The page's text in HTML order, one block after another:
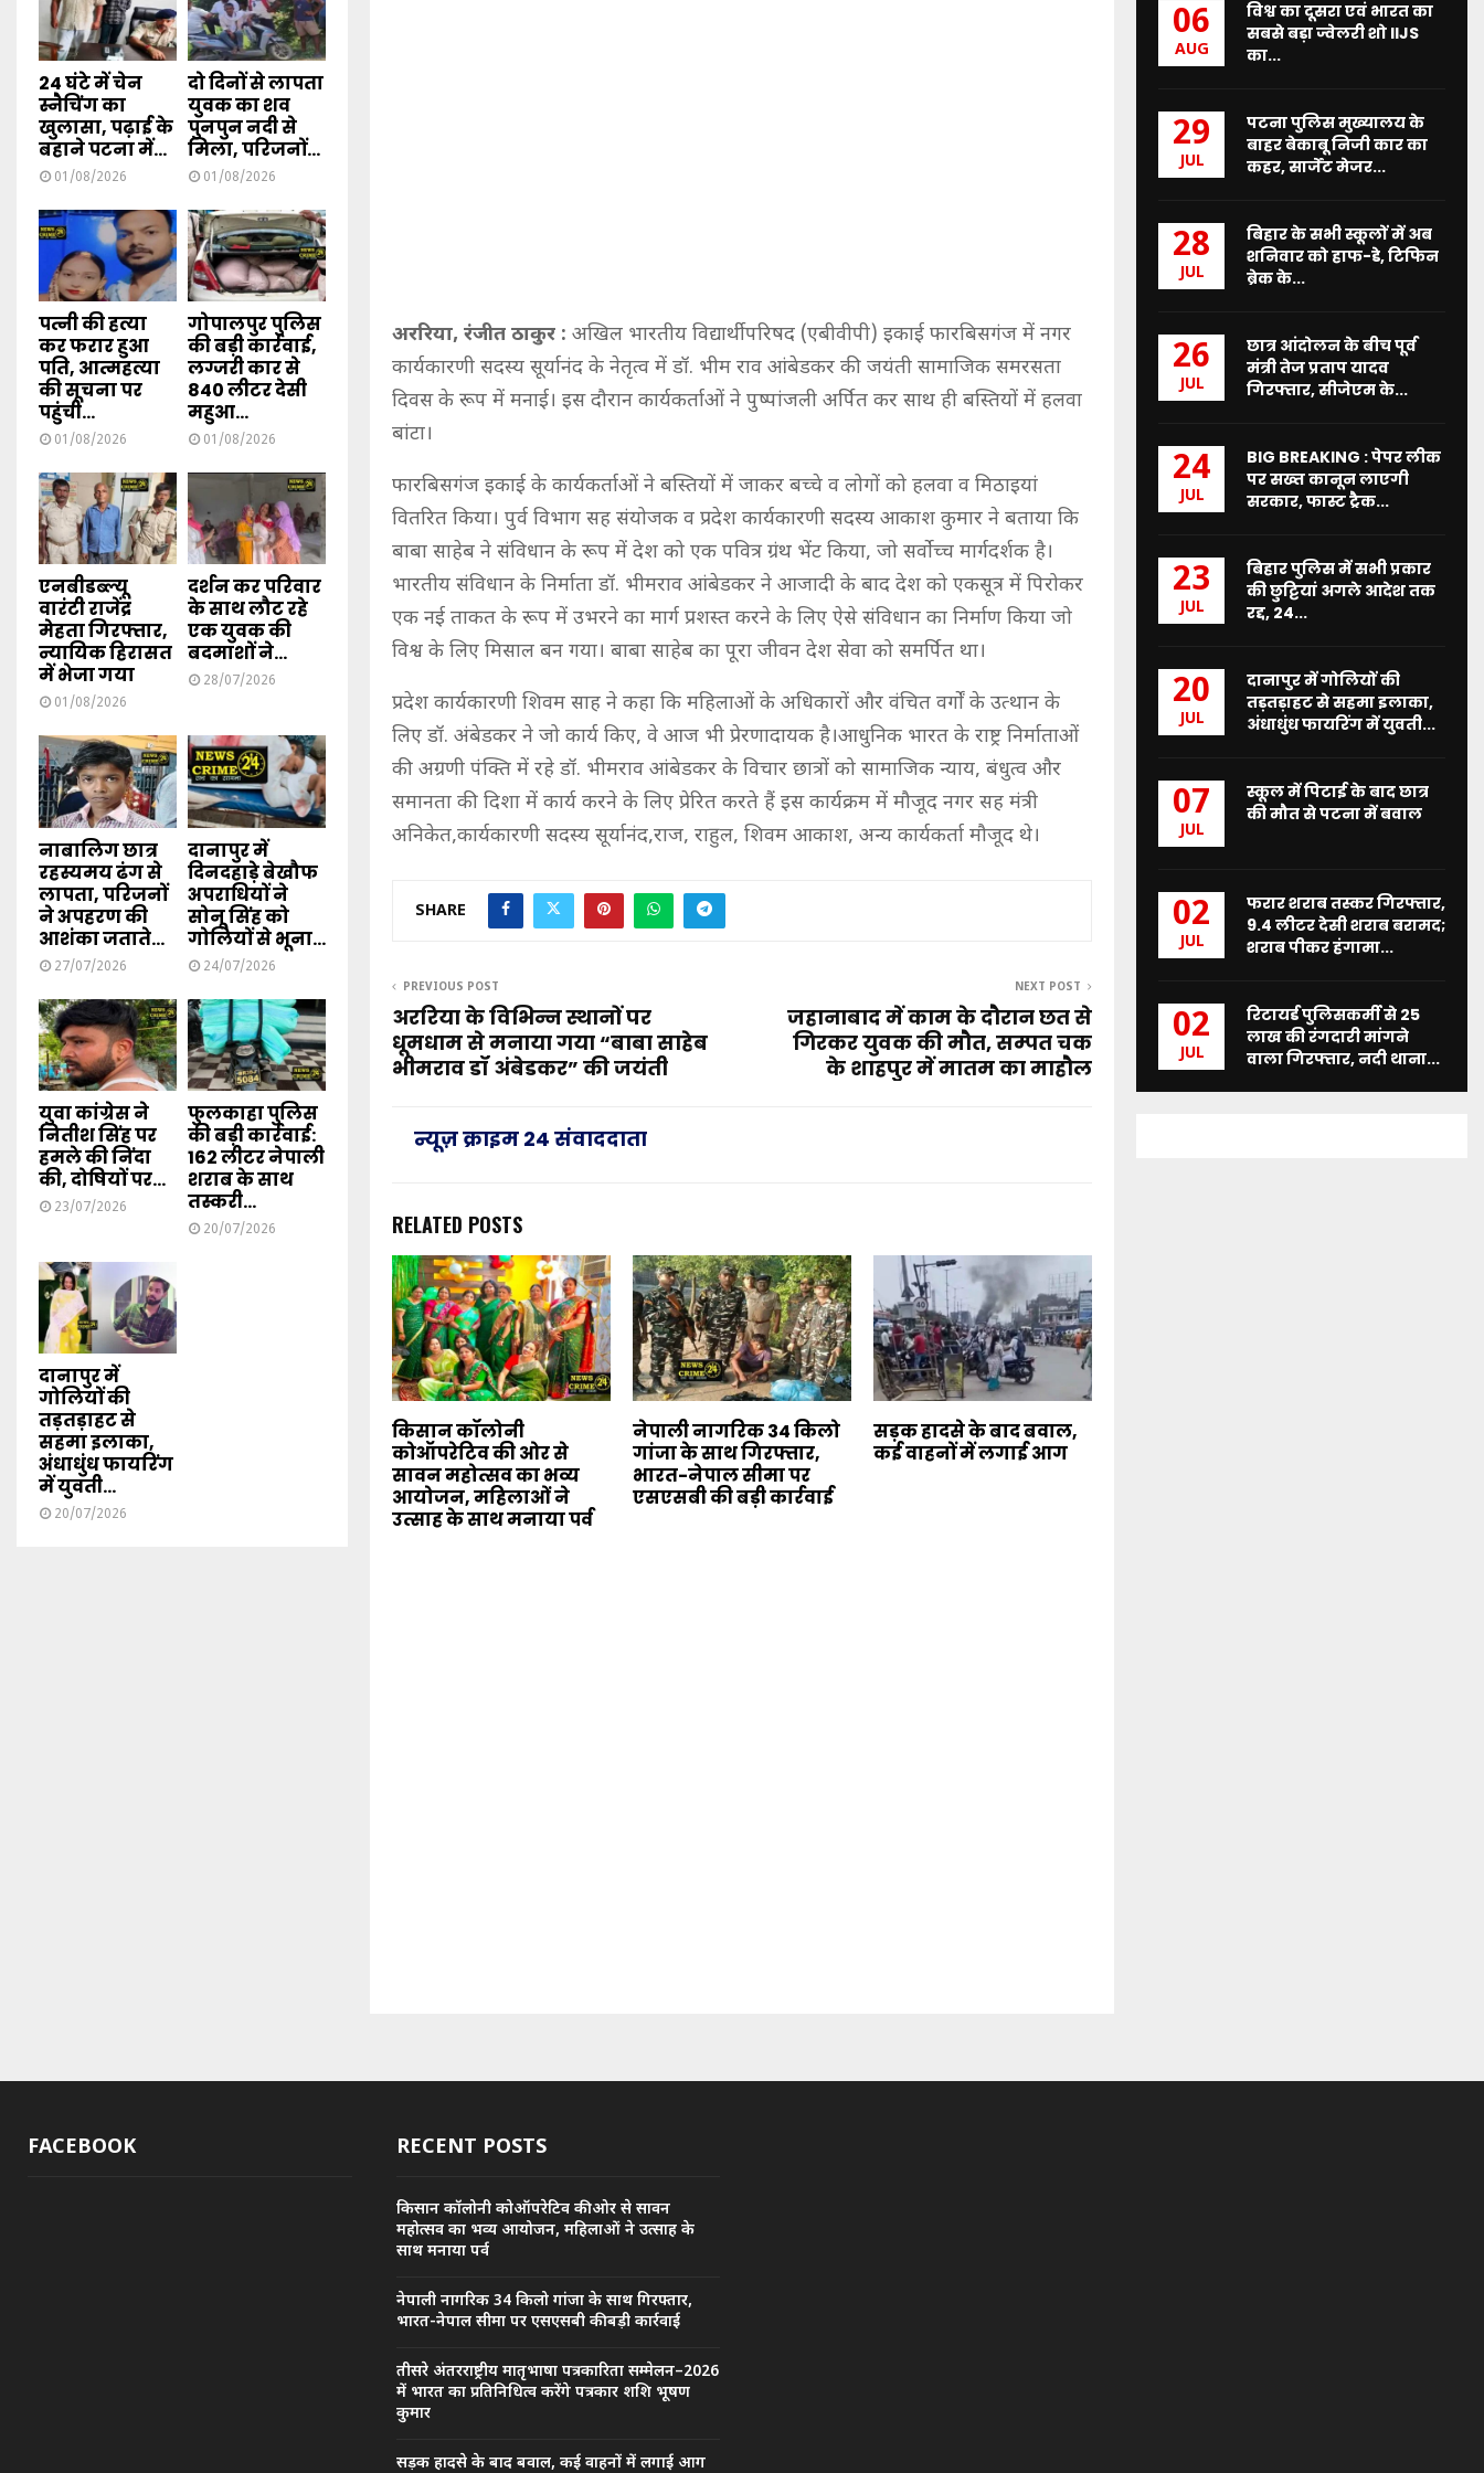
अररिया, रंजीत ठाकुर : अखिल भारतीय विद्यार्थी परिषद (एबीवीपी) इकाई फारबिसगंज में नगर
कार्यकारणी सदस्य सूर्यानंद के नेतृत्व में डॉ. भीम राव आंबेडकर की जयंती सामाजिक समरसता
दिवस के रूप में मनाई। इस दौरान कार्यकर्ताओं ने पुष्पांजली अर्पित कर साथ ही बस्तियों में हलवा
बांटा।
फारबिसगंज इकाई के कार्यकर्ताओं ने बस्तियों में जाकर बच्चे व लोगों को हलवा व मिठाइयां
वितरित किया। पुर्व विभाग सह संयोजक व प्रदेश कार्यकारणी सदस्य आकाश कुमार ने बताया कि
बाबा साहेब ने संविधान के रूप में देश को एक पवित्र ग्रंथ भेंट किया, जो सर्वोच्च मार्गदर्शक है।
भारतीय संविधान के निर्माता डॉ. भीमराव आंबेडकर ने आजादी के बाद देश को एकसूत्र में पिरोकर
एक नई ताकत के रूप में उभरने का मार्ग प्रशस्त करने के लिए ऐसे संविधान का निर्माण किया जो
विश्व के लिए मिसाल बन गया। बाबा साहेब का पूरा जीवन देश सेवा को समर्पित था।
प्रदेश कार्यकारणी शिवम साह ने कहा कि महिलाओं के अधिकारों और वंचित वर्गों के उत्थान के
लिए डॉ. अंबेडकर ने जो कार्य किए, वे आज भी प्रेरणादायक है।आधुनिक भारत के राष्ट्र निर्माताओं
की अग्रणी पंक्ति में रहे डॉ. भीमराव आंबेडकर के विचार छात्रों को सामाजिक न्याय, बंधुत्व और
समानता की दिशा में कार्य करने के लिए प्रेरित करते हैं इस कार्यक्रम में मौजूद नगर सह मंत्री
अनिकेत,कार्यकारणी सदस्य सूर्यानंद,राज, राहुल, शिवम आकाश, अन्य कार्यकर्ता मौजूद थे।
SHARE
PREVIOUS POST
अररिया के विभिन्न स्थानों पर
धूमधाम से मनाया गया “बाबा साहेब
भीमराव डॉ अंबेडकर” की जयंती
NEXT POST
जहानाबाद में काम के दौरान छत से
गिरकर युवक की मौत, सम्पत चक
के शाहपुर में मातम का माहौल
न्यूज़ क्राइम 24 संवाददाता
RELATED POSTS
किसान कॉलोनी
कोऑपरेटिव की ओर से
सावन महोत्सव का भव्य
आयोजन, महिलाओं ने
उत्साह के साथ मनाया पर्व
नेपाली नागरिक 34 किलो
गांजा के साथ गिरफ्तार,
भारत-नेपाल सीमा पर
एसएसबी की बड़ी कार्रवाई
सड़क हादसे के बाद बवाल,
कई वाहनों में लगाई आग
24 घंटे में चेन
स्नैचिंग का
खुलासा, पढ़ाई के
बहाने पटना में...
01/08/2026
दो दिनों से लापता
युवक का शव
पुनपुन नदी से
मिला, परिजनों...
01/08/2026
पत्नी की हत्या
कर फरार हुआ
पति, आत्महत्या
की सूचना पर
पहुंची...
01/08/2026
गोपालपुर पुलिस
की बड़ी कार्रवाई,
लग्जरी कार से
840 लीटर देसी
महुआ...
01/08/2026
एनबीडब्ल्यू
वारंटी राजेंद्र
मेहता गिरफ्तार,
न्यायिक हिरासत
में भेजा गया
01/08/2026
दर्शन कर परिवार
के साथ लौट रहे
एक युवक की
बदमाशों ने...
28/07/2026
नाबालिग छात्र
रहस्यमय ढंग से
लापता, परिजनों
ने अपहरण की
आशंका जताते...
27/07/2026
दानापुर में
दिनदहाड़े बेखौफ
अपराधियों ने
सोनू सिंह को
गोलियों से भूना...
24/07/2026
युवा कांग्रेस ने
नितीश सिंह पर
हमले की निंदा
की, दोषियों पर...
23/07/2026
फुलकाहा पुलिस
की बड़ी कार्रवाई:
162 लीटर नेपाली
शराब के साथ
तस्करी...
20/07/2026
दानापुर में
गोलियों की
तड़तड़ाहट से
सहमा इलाका,
अंधाधुंध फायरिंग
में युवती...
20/07/2026
06
AUG
विश्व का दूसरा एवं भारत का
सबसे बड़ा ज्वेलरी शो IIJS
का...
29
JUL
पटना पुलिस मुख्यालय के
बाहर बेकाबू निजी कार का
कहर, सार्जेंट मेजर...
28
JUL
बिहार के सभी स्कूलों में अब
शनिवार को हाफ-डे, टिफिन
ब्रेक के...
26
JUL
छात्र आंदोलन के बीच पूर्व
मंत्री तेज प्रताप यादव
गिरफ्तार, सीजेएम के...
24
JUL
BIG BREAKING : पेपर लीक
पर सख्त कानून लाएगी
सरकार, फास्ट ट्रैक...
23
JUL
बिहार पुलिस में सभी प्रकार
की छुट्टियां अगले आदेश तक
रद्द, 24...
20
JUL
दानापुर में गोलियों की
तड़तड़ाहट से सहमा इलाका,
अंधाधुंध फायरिंग में युवती...
07
JUL
स्कूल में पिटाई के बाद छात्र
की मौत से पटना में बवाल
02
JUL
फरार शराब तस्कर गिरफ्तार,
9.4 लीटर देसी शराब बरामद;
शराब पीकर हंगामा...
02
JUL
रिटायर्ड पुलिसकर्मी से 25
लाख की रंगदारी मांगने
वाला गिरफ्तार, नदी थाना...
FACEBOOK RECENT POSTS
किसान कॉलोनी कोऑपरेटिव की ओर से सावन
महोत्सव का भव्य आयोजन, महिलाओं ने उत्साह के
साथ मनाया पर्व
नेपाली नागरिक 34 किलो गांजा के साथ गिरफ्तार,
भारत-नेपाल सीमा पर एसएसबी की बड़ी कार्रवाई
तीसरे अंतरराष्ट्रीय मातृभाषा पत्रकारिता सम्मेलन–2026
में भारत का प्रतिनिधित्व करेंगे पत्रकार शशि भूषण
कुमार
सड़क हादसे के बाद बवाल, कई वाहनों में लगाई आग